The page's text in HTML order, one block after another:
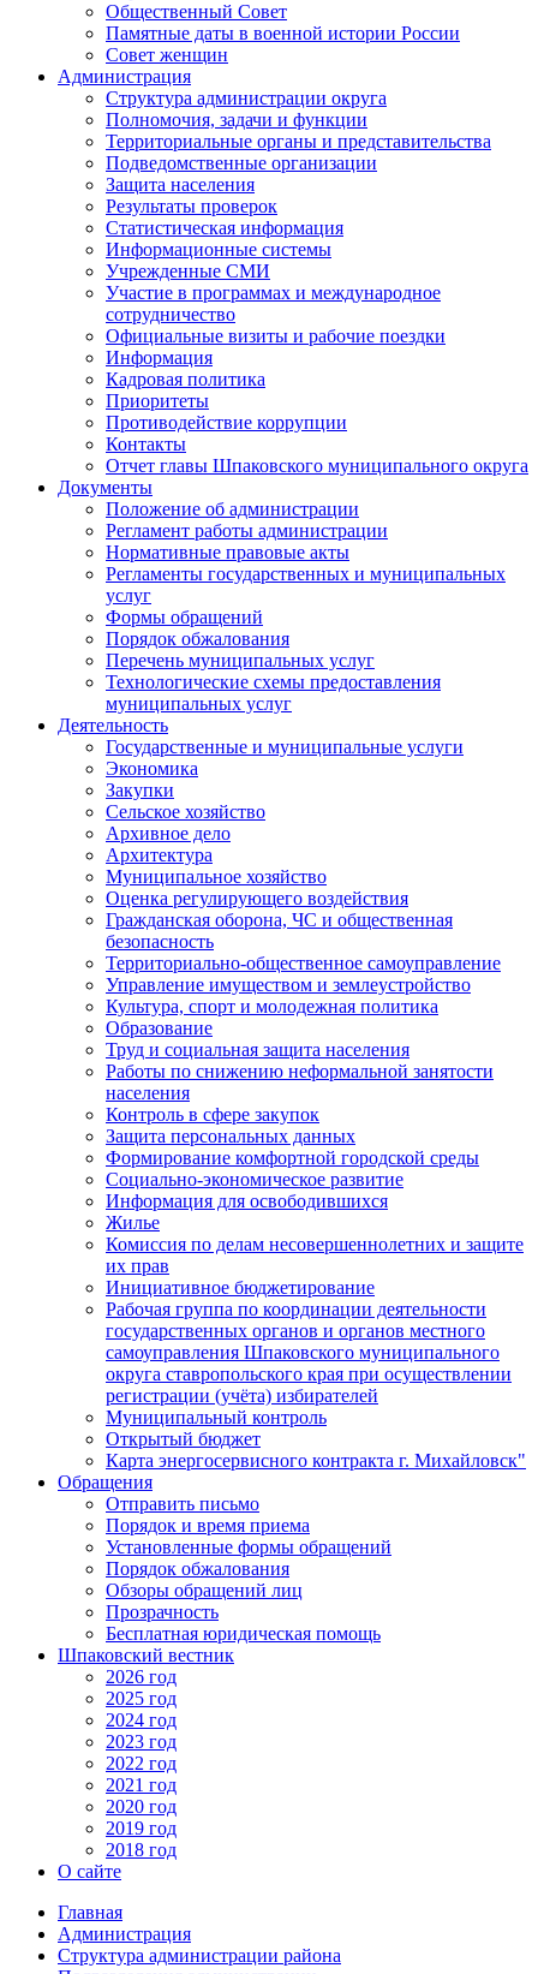
Общественный Совет
Памятные даты в военной истории России
Совет женщин
Администрация
Структура администрации округа
Полномочия, задачи и функции
Территориальные органы и представительства
Подведомственные организации
Защита населения
Результаты проверок
Статистическая информация
Информационные системы
Учрежденные СМИ
Участие в программах и международное
сотрудничество
Официальные визиты и рабочие поездки
Информация
Кадровая политика
Приоритеты
Противодействие коррупции
Контакты
Отчет главы Шпаковского муниципального округа
Документы
Положение об администрации
Регламент работы администрации
Нормативные правовые акты
Регламенты государственных и муниципальных
услуг
Формы обращений
Порядок обжалования
Перечень муниципальных услуг
Технологические схемы предоставления
муниципальных услуг
Деятельность
Государственные и муниципальные услуги
Экономика
Закупки
Сельское хозяйство
Архивное дело
Архитектура
Муниципальное хозяйство
Оценка регулирующего воздействия
Гражданская оборона, ЧС и общественная
безопасность
Территориально-общественное самоуправление
Управление имуществом и землеустройство
Культура, спорт и молодежная политика
Образование
Труд и социальная защита населения
Работы по снижению неформальной занятости
населения
Контроль в сфере закупок
Защита персональных данных
Формирование комфортной городской среды
Социально-экономическое развитие
Информация для освободившихся
Жилье
Комиссия по делам несовершеннолетних и защите
их прав
Инициативное бюджетирование
Рабочая группа по координации деятельности
государственных органов и органов местного
самоуправления Шпаковского муниципального
округа ставропольского края при осуществлении
регистрации (учёта) избирателей
Муниципальный контроль
Открытый бюджет
Карта энергосервисного контракта г. Михайловск"
Обращения
Отправить письмо
Порядок и время приема
Установленные формы обращений
Порядок обжалования
Обзоры обращений лиц
Прозрачность
Бесплатная юридическая помощь
Шпаковский вестник
2026 год
2025 год
2024 год
2023 год
2022 год
2021 год
2020 год
2019 год
2018 год
О сайте
Главная
Администрация
Структура администрации района